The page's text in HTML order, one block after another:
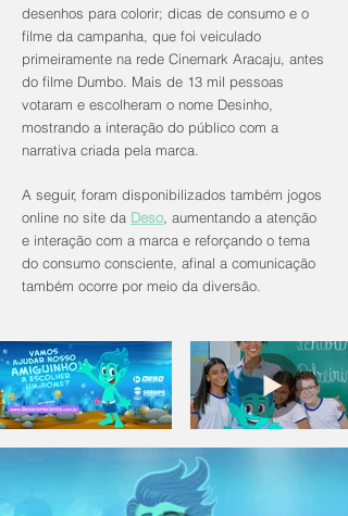
desenhos para colorir; dicas de consumo e o
filme da campanha, que foi veiculado
primeiramente na rede Cinemark Aracaju, antes
do filme Dumbo. Mais de 13 mil pessoas
votaram e escolheram o nome Desinho,
mostrando a interação do público com a
narrativa criada pela marca.
A seguir, foram disponibilizados também jogos
online no site da Deso , aumentando a atenção
e interação com a marca e reforçando o tema
do consumo consciente, afinal a comunicação
também ocorre por meio da diversão.